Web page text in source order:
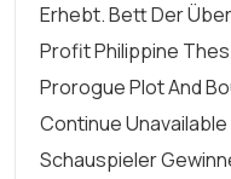
Erhebt. Bett Der
Profit Philippine
Prorogue Plot And
Continue
Schauspieler